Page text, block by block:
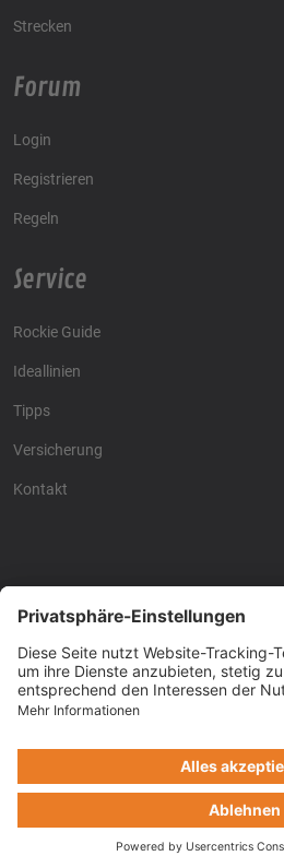
Strecken
Forum
Login
Registrieren
Regeln
Service
Rockie Guide
Ideallinien
Tipps
Versicherung
Kontakt
Racing4fun - Alles über
Copyright © Racing4Fun 2024